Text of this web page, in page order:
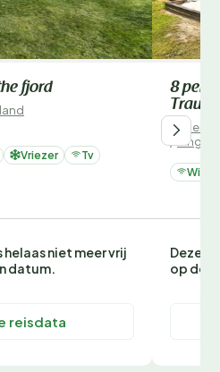
fjord
Vriezer Tv
niet meer vrij
datum.
reisdata
8
Traum
Wifi
Deze
op de